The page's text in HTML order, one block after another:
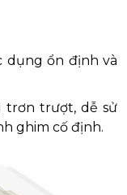
dụng ổn định và
trơn trượt, dễ sử
ghim cố định.